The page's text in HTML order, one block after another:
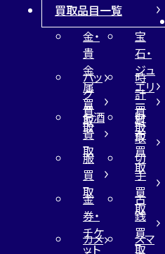
買取品目一覧
金・
貴
金
属
買
取
宝
石・
ジュ
エリ
ー
買
取
バッ
グ
買
取
時
計
買
取
お酒
買
取
財
布
買
取
服
買
取
切
手
買
取
金
券・
チケ
ット
古
銭
買
取
カメ
スマ